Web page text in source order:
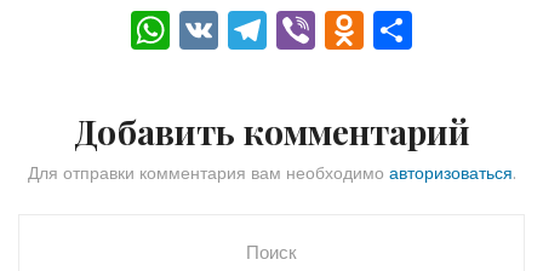
W
h
ts
A
V
K
T
el
gr
a
Vi
b
O
d
o
kl
а
в
Добавить комментарий
Для отправки комментария вам необходимо авторизоваться.
Поиск